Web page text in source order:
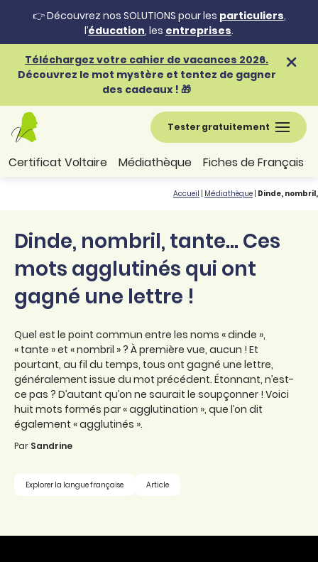
👉 Découvrez nos SOLUTIONS pour les particuliers,
l’éducation, les entreprises.
Téléchargez votre cahier de vacances 2026.
Découvrez le mot mystère et tentez de gagner
des cadeaux ! 🎁
Tester gratuitement
Certificat Voltaire Médiathèque Fiches de Français
Accueil Médiathèque Dinde,
Dinde, nombril, tante... Ces
mots agglutinés qui ont
gagné une lettre !
Quel est le point commun entre les noms « dinde »,
« tante » et « nombril » ? À première vue, aucun ! Et
pourtant, au fil du temps, tous ont gagné une lettre,
généralement issue du mot précédent. Étonnant, n’est-
ce pas ? D’autant qu’on ne saurait le soupçonner ! Voici
huit mots formés par « agglutination », que l’on dit
également « agglutinés ».
Par Sandrine
Explorer la langue française Article